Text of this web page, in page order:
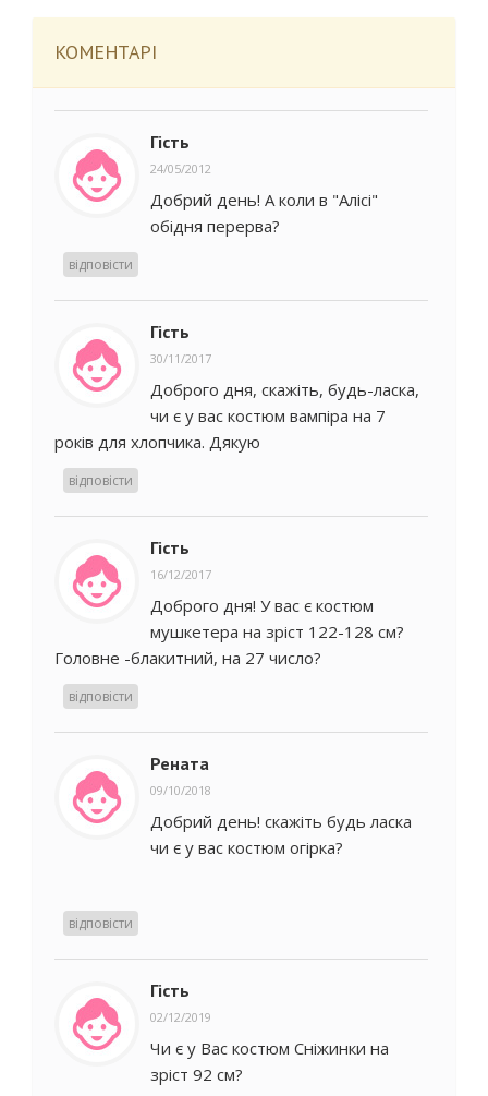
КОМЕНТАРІ
Гість
24/05/2012
Добрий день! А коли в "Алісі"
обідня перерва?
відповісти
Гість
30/11/2017
Доброго дня, скажіть, будь-ласка,
чи є у вас костюм вампіра на 7
років для хлопчика. Дякую
відповісти
Гість
16/12/2017
Доброго дня! У вас є костюм
мушкетера на зріст 122-128 см?
Головне -блакитний, на 27 число?
відповісти
Рената
09/10/2018
Добрий день! скажіть будь ласка
чи є у вас костюм огірка?
відповісти
Гість
02/12/2019
Чи є у Вас костюм Сніжинки на
зріст 92 см?